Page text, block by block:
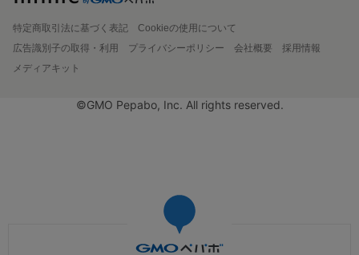
特定商取引法に基づく表記
Cookieの使用について
広告識別子の取得・利用
プライバシーポリシー 会社概要
採用情報
メディアキット
©GMO Pepabo, Inc. All rights reserved.